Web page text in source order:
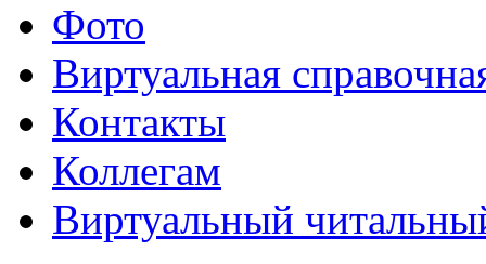
Фото
Виртуальная
Контакты
Коллегам
Виртуальный